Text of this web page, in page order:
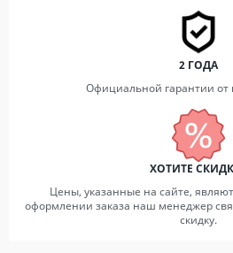
2 ГОДА
Официальной гарантии от
ХОТИТЕ
Цены, указанные на сайте,
оформлении заказа наш менеджер
скидку.